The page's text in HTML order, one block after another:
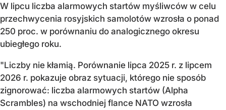
W lipcu liczba alarmowych startów myśliwców w celu
przechwycenia rosyjskich samolotów wzrosła o ponad
250 proc. w porównaniu do analogicznego okresu
ubiegłego roku.
"Liczby nie kłamią. Porównanie lipca 2025 r. z lipcem
2026 r. pokazuje obraz sytuacji, którego nie sposób
zignorować: liczba alarmowych startów (Alpha
Scrambles) na wschodniej flance NATO wzrosła